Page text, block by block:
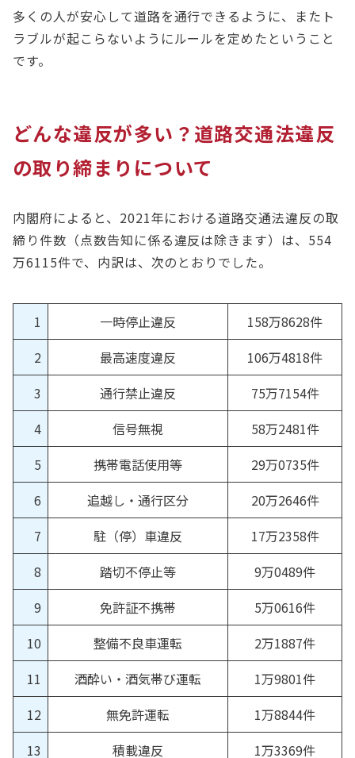
多くの人が安心して道路を通行できるように、またト
ラブルが起こらないようにルールを定めたということ
です。
どんな違反が多い？道路交通法違反
の取り締まりについて
内閣府によると、2021年における道路交通法違反の取
締り件数（点数告知に係る違反は除きます）は、554
万6115件で、内訳は、次のとおりでした。
1 一時停止違反
158万8628件
2
最高速度違反
106万4818件
3
通行禁止違反
75万7154件
4
信号無視
58万2481件
5
携帯電話使用等
29万0735件
6
追越し・通行区分
20万2646件
7
駐（停）車違反
17万2358件
8
踏切不停止等
9万0489件
9
免許証不携帯
5万0616件
10
整備不良車運転
2万1887件
11
酒酔い・酒気帯び運転
1万9801件
12
無免許運転
1万8844件
13
積載違反
1万3369件